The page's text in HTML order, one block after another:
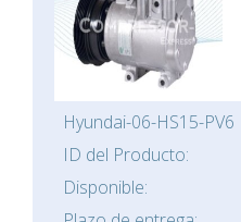
Hyundai-06-HS15-PV6
ID del Producto:
Disponible: